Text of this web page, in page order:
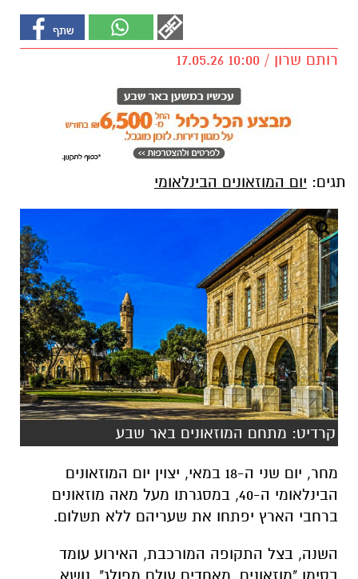
רותם שרון / 10:00 17.05.26
תגים: יום המוזאונים הבינלאומי
קרדיט: מתחם המוזאונים באר שבע
מחר, יום שני ה-18 במאי, יצוין יום המוזאונים
הבינלאומי ה-40, במסגרתו מעל מאה מוזאונים
ברחבי הארץ יפתחו את שעריהם ללא תשלום.
השנה, בצל התקופה המורכבת, האירוע עומד